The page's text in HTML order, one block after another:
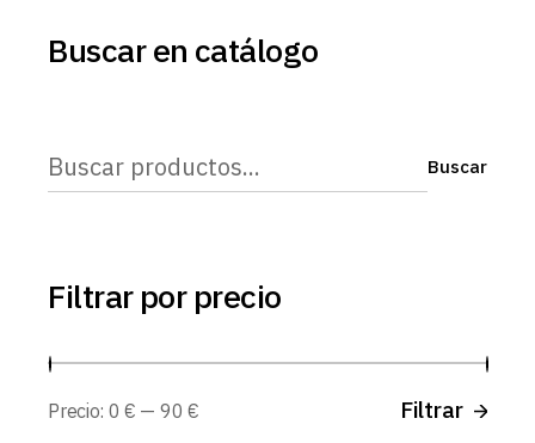
Buscar en catálogo
Buscar Buscar
Filtrar por precio
Filtrar
Precio: 0 € — 90 €